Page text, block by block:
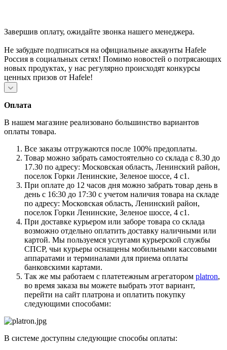
Завершив оплату, ожидайте звонка нашего менеджера.
Не забудьте подписаться на официальные аккаунты Hafele
Россия в социальных сетях! Помимо новостей о потрясающих
новых продуктах, у нас регулярно происходят конкурсы
ценных призов от Hafele!
Оплата
В нашем магазине реализовано большинство вариантов
оплаты товара.
Все заказы отгружаются после 100% предоплаты.
Товар можно забрать самостоятельно со склада с 8.30 до
17.30 по адресу: Московская область, Ленинский район,
поселок Горки Ленинские, Зеленое шоссе, 4 с1.
При оплате до 12 часов дня можно забрать товар день в
день с 16:30 до 17:30 с учетом наличия товара на складе
по адресу: Московская область, Ленинский район,
поселок Горки Ленинские, Зеленое шоссе, 4 с1.
При доставке курьером или заборе товара со склада
возможно отдельно оплатить доставку наличными или
картой. Мы пользуемся услугами курьерской службы
СПСР, чьи курьеры оснащены мобильными кассовыми
аппаратами и терминалами для приема оплаты
банковскими картами.
Так же мы работаем с платетежным агрегатором platron,
во время заказа вы можете выбрать этот вариант,
перейти на сайт платрона и оплатить покупку
следующими способами:
В системе доступны следующие способы оплаты: